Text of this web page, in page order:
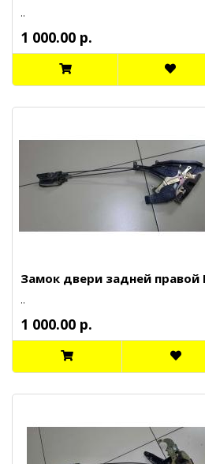
..
1 000.00 р.
Замок двери задней правой
..
1 000.00 р.